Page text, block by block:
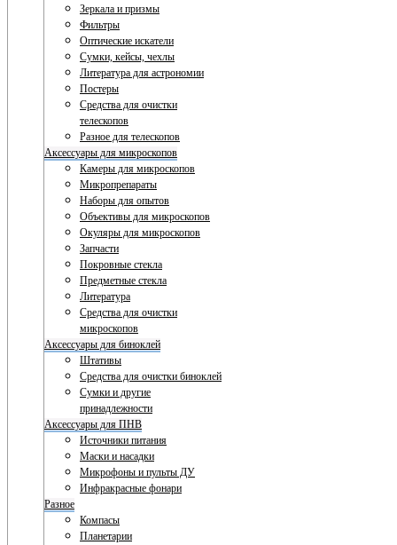
Зеркала и призмы
Фильтры
Оптические искатели
Сумки, кейсы, чехлы
Литература для астрономии
Постеры
Средства для очистки
телескопов
Разное для телескопов
Аксессуары для микроскопов
Камеры для микроскопов
Микропрепараты
Наборы для опытов
Объективы для микроскопов
Окуляры для микроскопов
Запчасти
Покровные стекла
Предметные стекла
Литература
Средства для очистки
микроскопов
Аксессуары для биноклей
Штативы
Средства для очистки биноклей
Сумки и другие
принадлежности
Аксессуары для ПНВ
Источники питания
Маски и насадки
Микрофоны и пульты ДУ
Инфракрасные фонари
Разное
Компасы
Планетарии